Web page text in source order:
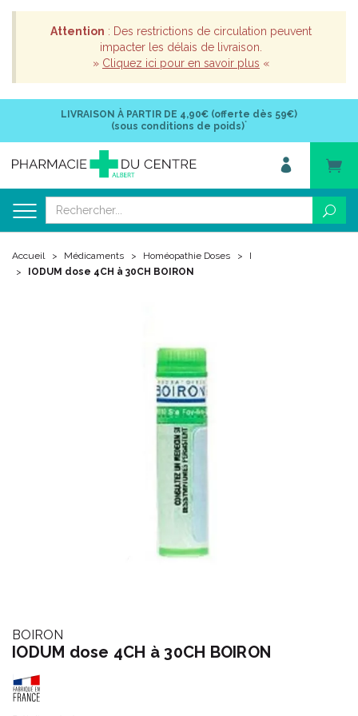
Attention : Des restrictions de circulation peuvent
impacter les délais de livraison.
» Cliquez ici pour en savoir plus «
LIVRAISON À PARTIR DE 4,90€ (offerte dès 59€)
(sous conditions de poids)*
Accueil Médicaments Homéopathie Doses
I
IODUM dose 4CH à 30CH BOIRON
BOIRON
IODUM dose 4CH à 30CH BOIRON